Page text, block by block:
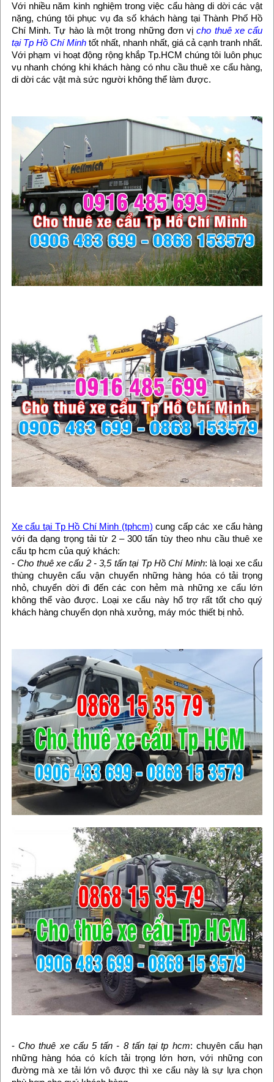
Với nhiều năm kinh nghiệm trong việc cẩu hàng di dời các vật
nặng, chúng tôi phục vụ đa số khách hàng tại Thành Phố Hồ
Chí Minh. Tự hào là một trong những đơn vịcho thuê xe cẩu
tại Tp Hồ Chí Minhtốt nhất, nhanh nhất, giá cả cạnh tranh nhất.
Với phạm vi hoạt động rộng khắp Tp.HCM chúng tôi luôn phục
vụ nhanh chóng khi khách hàng có nhu cầu thuê xe cẩu hàng,
di dời các vật mà sức người không thể làm được.
Xe cẩu tại Tp Hồ Chí Minh (tphcm) cung cấp các xe cẩu hàng
với đa dạng trọng tải từ 2 – 300 tấn tùy theo nhu cầu thuê xe
cẩu tp hcm của quý khách:
-Cho thuê xe cẩu 2 - 3,5 tấn tại Tp Hồ Chí Minh: là loại xe cẩu
thùng chuyên cẩu vận chuyển những hàng hóa có tải trọng
nhỏ, chuyển dời đi đến các con hẻm mà những xe cẩu lớn
không thể vào được. Loại xe cẩu này hổ trợ rất tốt cho quý
khách hàng chuyển dọn nhà xưởng, máy móc thiết bị nhỏ.
-Cho thuê xe cẩu 5 tấn - 8 tấn tại tp hcm: chuyên cẩu hạn
những hàng hóa có kích tải trọng lớn hơn, với những con
đường mà xe tải lớn vô được thì xe cẩu này là sự lựa chọn